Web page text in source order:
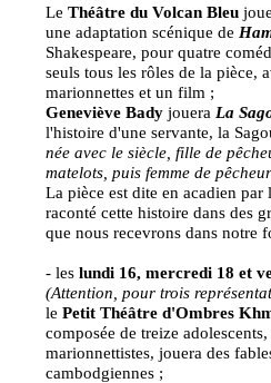
LeThéâtre du Volcan Bleu
une adaptation scénique de
Shakespeare, pour quatre
seuls tous les rôles de la pièce,
marionnettes et un film ;
Geneviève Bady jouera La
l'histoire d'une servante, la
née avec le siècle, fille de
matelots, puis femme de
La pièce est dite en acadien par
raconté cette histoire dans des
que nous recevrons dans notre
- leslundi 16, mercredi 18 et
(Attention, pour trois
lePetit Théâtre d'Ombres
composée de treize
marionnettistes, jouera des
cambodgiennes ;